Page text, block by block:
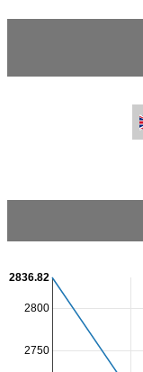
2750
2800
2836.82